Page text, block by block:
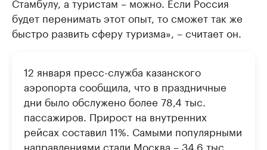
будет перенимать этот опыт, то сможет так же
быстро развить сферу туризма», – считает он.
12 января пресс-служба казанского
аэропорта сообщила, что в праздничные
дни было обслужено более 78,4 тыс.
пассажиров. Прирост на внутренних
рейсах составил 11%. Самыми популярными
направлениями стали Москва – 34,6 тыс.